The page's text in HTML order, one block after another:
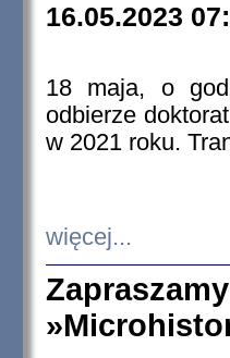
16.05.2023
18 maja, o
odbierze
w 2021 roku.
więcej...